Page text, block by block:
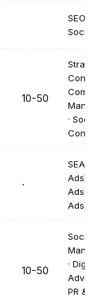
SEO ·
Social
10-50
·
·
SEA
Ads) ·
Ads
Ads)
10-50
·
PR &